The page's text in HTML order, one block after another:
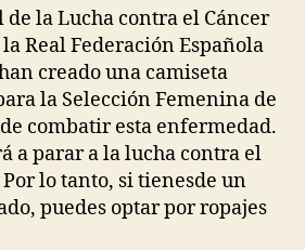
la Lucha contra el Cáncer
la Real Federación Española
creado una camiseta
la Selección Femenina de
combatir esta enfermedad.
a parar a la lucha contra el
lo tanto, si tienesde un
puedes optar por ropajes